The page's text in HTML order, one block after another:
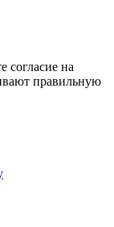
согласие на
правильную